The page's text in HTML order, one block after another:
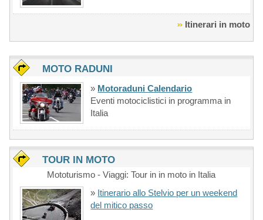
Itinerari in moto
MOTO RADUNI
» Motoraduni Calendario
Eventi motociclistici in programma in
Italia
TOUR IN MOTO
Mototurismo - Viaggi: Tour in in moto in Italia
» Itinerario allo Stelvio per un weekend
del mitico passo